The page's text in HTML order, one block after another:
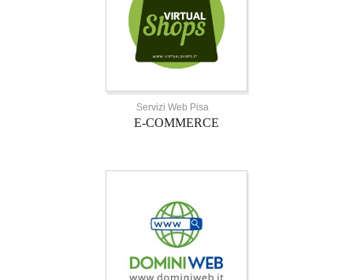
Servizi Web Pisa
E-COMMERCE